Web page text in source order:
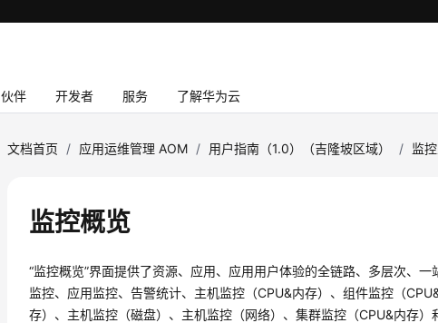
伙伴 开发者 服务 了解华为云
文档首页 / 应用运维管理 AOM / 用户指南（1.0）（吉隆坡区域） / 监
监控概览
“监控概览”界面提供了资源、应用、应用用户体验的全链路、多层次、
监控、应用监控、告警统计、主机监控（CPU&内存）、组件监控（
存）、主机监控（磁盘）、主机监控（网络）、集群监控（CPU&内存